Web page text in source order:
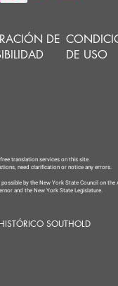
DE
DE USO
translation services on this site.
need clarification or notice any errors.
by the New York State Council on the
and the New York State Legislature.
SOUTHOLD